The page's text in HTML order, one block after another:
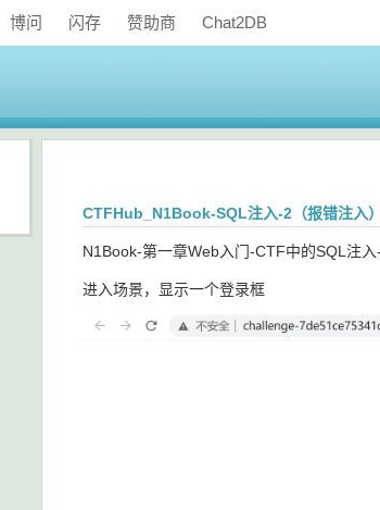
博问 闪存 赞助商 Chat2DB
CTFHub_N1Book-SQL注入-2（报错注入）
N1Book-第一章Web入门-CTF中的SQL注
进入场景，显示一个登录框